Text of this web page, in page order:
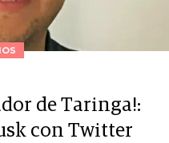
de Taringa!:
con Twitter